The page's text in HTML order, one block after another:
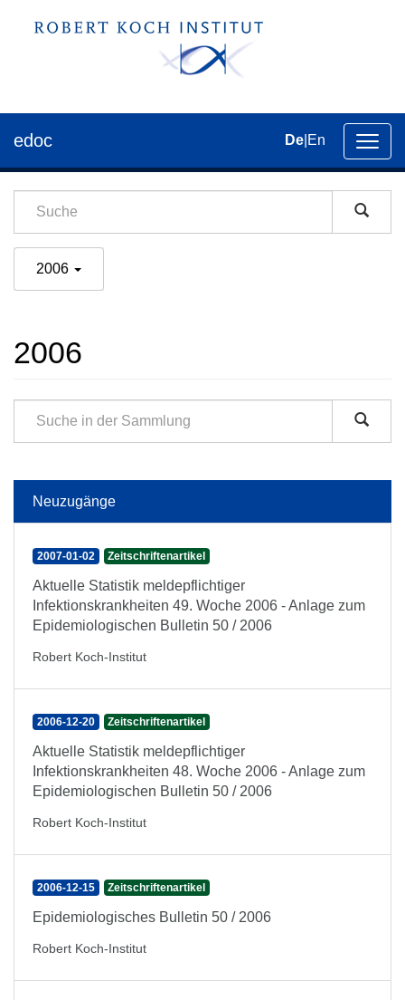
der
edoc De En
2006
2006
Neuzugänge
2007-01-02 Zeitschriftenartikel
Aktuelle Statistik meldepflichtiger
Infektionskrankheiten 49. Woche 2006 - Anlage zum
Epidemiologischen Bulletin 50 / 2006
Robert Koch-Institut
2006-12-20 Zeitschriftenartikel
Aktuelle Statistik meldepflichtiger
Infektionskrankheiten 48. Woche 2006 - Anlage zum
Epidemiologischen Bulletin 50 / 2006
Robert Koch-Institut
2006-12-15 Zeitschriftenartikel
Epidemiologisches Bulletin 50 / 2006
Robert Koch-Institut